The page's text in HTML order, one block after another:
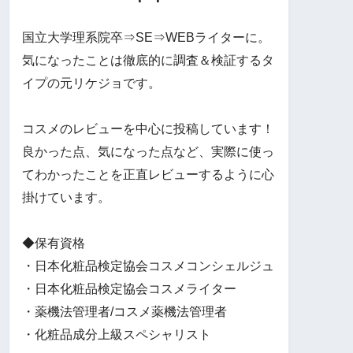
国立大学理系院卒⇒SE⇒WEBライターに。
気になったことは徹底的に調査＆検証するタ
イプの元リケジョです。
コスメのレビューを中心に投稿しています！
良かった点、気になった点など、実際に使っ
てわかったことを正直レビューするように心
掛けています。
◆保有資格
・日本化粧品検定協会コスメコンシェルジュ
・日本化粧品検定協会コスメライター
・薬機法管理者/コスメ薬機法管理者
・化粧品成分上級スペシャリスト